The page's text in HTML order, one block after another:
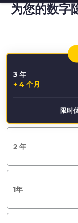
为您的数字
3 年
+ 4 个月
限时
2 年
1年